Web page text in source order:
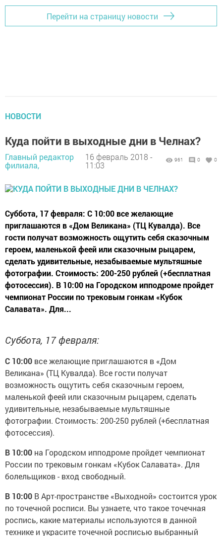
Перейти на страницу новости
НОВОСТИ
Куда пойти в выходные дни в Челнах?
Главный редактор
филиала,
16 февраль 2018 -
11:03
961 0 0
Суббота, 17 февраля: С 10:00 все желающие
приглашаются в «Дом Великана» (ТЦ Кувалда). Все
гости получат возможность ощутить себя сказочным
героем, маленькой феей или сказочным рыцарем,
сделать удивительные, незабываемые мультяшные
фотографии. Стоимость: 200-250 рублей (+бесплатная
фотосессия). В 10:00 на Городском ипподроме пройдет
чемпионат России по трековым гонкам «Кубок
Салавата». Для...
Суббота, 17 февраля:
С 10:00 все желающие приглашаются в «Дом
Великана» (ТЦ Кувалда). Все гости получат
возможность ощутить себя сказочным героем,
маленькой феей или сказочным рыцарем, сделать
удивительные, незабываемые мультяшные
фотографии. Стоимость: 200-250 рублей (+бесплатная
фотосессия).
В 10:00 на Городском ипподроме пройдет чемпионат
России по трековым гонкам «Кубок Салавата». Для
болельщиков - вход свободный.
В 10:00 В Арт-пространстве «Выходной» состоится урок
по точечной росписи. Вы узнаете, что такое точечная
роспись, какие материалы используются в данной
технике и украсите точечной росписью выбранный